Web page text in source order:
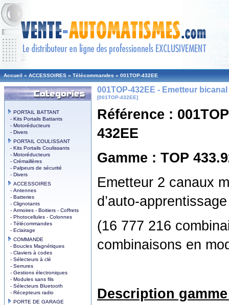
Accueil » ACCESSOIRES » Télécommandes » 001TOP-432EE
PORTAIL BATTANT
- Kits Portails Battants
- Motoréducteurs
- Divers
PORTAIL COULISSANT
- Kits Portails Coulissants
- Motoréducteurs
- Crémaillères
- Palpeurs de sécurité
- Divers
ACCESSOIRES
- Antennes
- Batteries
- Clignotants
- Armoires - Boitiers - Coffrets
- Photocellules - Colonnes
- Télécommandes
- Eclairage
COMMANDE
- Boucles Magnétiques
- Claviers à codes
- Sélecteurs à clé
- Serrures
- Gestions électroniques
- Modules sans fils
- Sélecteurs Bluetooth
- Récepteurs radio
PORTE DE GARAGE
001TOP-432EE - Emetteur bicanal
[001TOP-432EE]
Référence :
432EE
Gamme : TOP
Emetteur 2 canaux
d’auto-apprentissage
(16 777 216
combinaisons en
Description